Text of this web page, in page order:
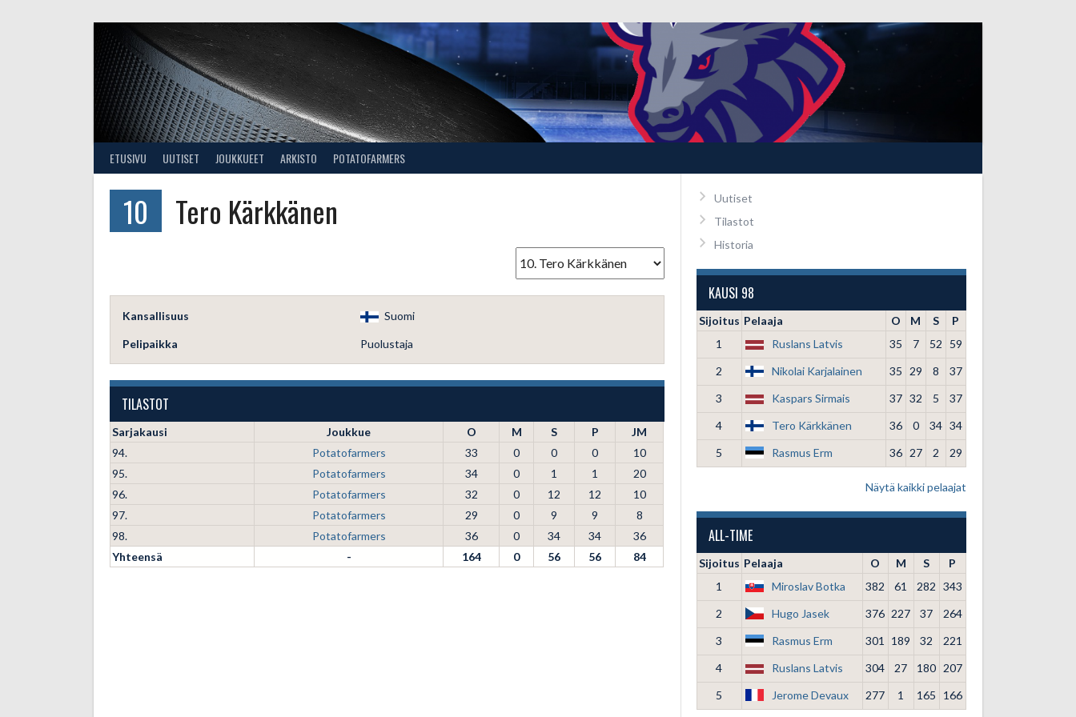
ETUSIVU UUTISET JOUKKUEET ARKISTO POTATOFARMERS
10 Tero Kärkkänen
Kansallisuus Suomi
Pelipaikka Puolustaja
TILASTOT
Sarjakausi Joukkue O M S P
JM
94.
Potatofarmers 33 0 0 0
10
95.
Potatofarmers 34 0 1 1
20
96.
Potatofarmers 32 0 12 12
10
97.
Potatofarmers 29 0 9 9
8
98.
Potatofarmers 36 0 34 34
36
Yhteensä
- 164 0 56 56 84
Uutiset
Tilastot
Historia
KAUSI 98
Sijoitus Pelaaja O M S
P
1
Ruslans Latvis 35 7 52
59
2
Nikolai Karjalainen 35 29 8
37
3
Kaspars Sirmais 37 32 5
37
4
Tero Kärkkänen 36 0 34 34
5
Rasmus Erm 36 27 2 29
Näytä kaikki pelaajat
ALL-TIME
Sijoitus Pelaaja O M S
P
1
Miroslav Botka 382 61 282 343
2
Hugo Jasek 376 227 37
264
3
Rasmus Erm 301 189 32
221
4
Ruslans Latvis 304 27 180 207
5
Jerome Devaux 277 1 165 166